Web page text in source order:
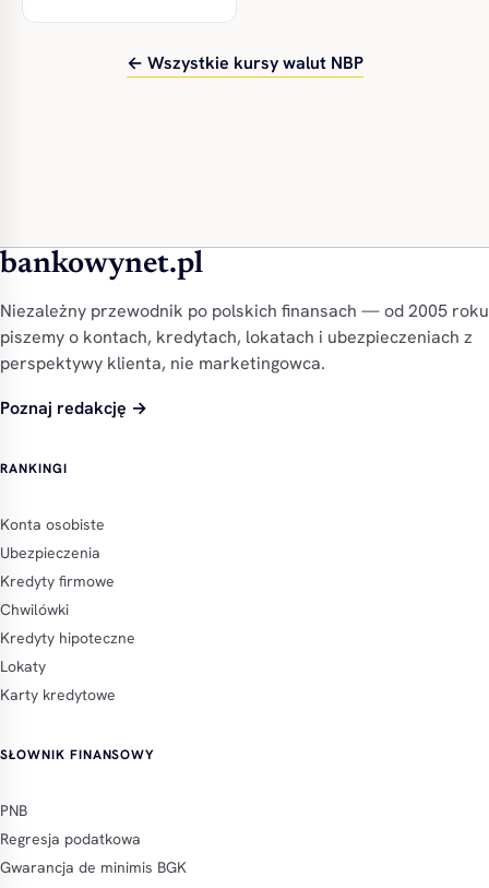
← Wszystkie kursy walut NBP
bankowynet.pl
Niezależny przewodnik po polskich finansach — od 2005 roku
piszemy o kontach, kredytach, lokatach i ubezpieczeniach z
perspektywy klienta, nie marketingowca.
Poznaj redakcję →
RANKINGI
Konta osobiste
Ubezpieczenia
Kredyty firmowe
Chwilówki
Kredyty hipoteczne
Lokaty
Karty kredytowe
SŁOWNIK FINANSOWY
PNB
Regresja podatkowa
Gwarancja de minimis BGK